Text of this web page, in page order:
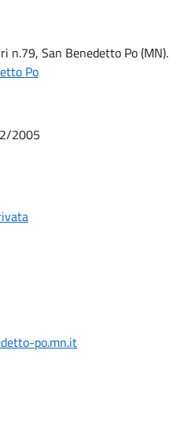
n.79, San Benedetto Po (MN).
Po
2005
po.mn.it